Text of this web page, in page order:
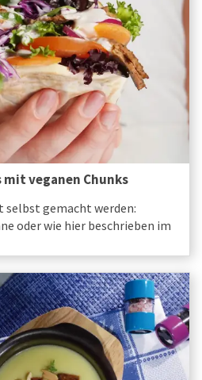
veganen Chunks
gemacht werden:
oder wie hier beschrieben im